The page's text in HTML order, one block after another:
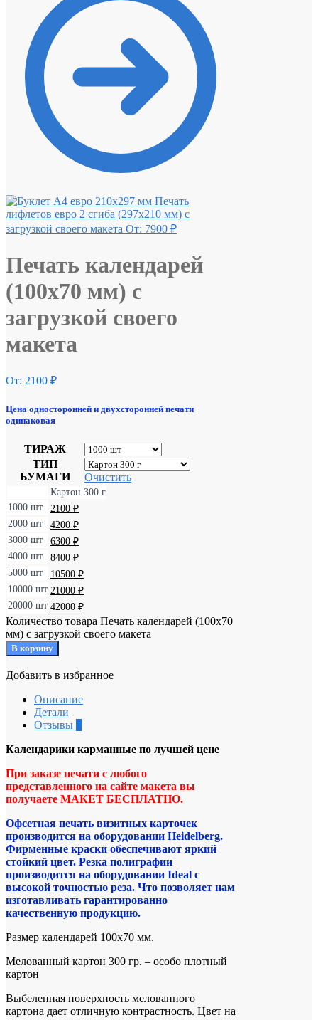
Печать
лифлетов евро 2 сгиба (297х210 мм) с
загрузкой своего макета От: 7900 ₽
Печать календарей
(100х70 мм) с
загрузкой своего
макета
От: 2100 ₽
Цена односторонней и двухсторонней печати
одинаковая
ТИРАЖ
ТИП
БУМАГИ
Очистить
Картон 300 г
1000 шт
2100 ₽
2000 шт
4200 ₽
3000 шт
6300 ₽
4000 шт
8400 ₽
5000 шт
10500 ₽
10000 шт 21000 ₽
20000 шт 42000 ₽
Количество товара Печать календарей (100х70
мм) с загрузкой своего макета
В корзину
Добавить в избранное
Описание
Детали
Отзывы 0
Календарики карманные по лучшей цене
При заказе печати с любого
представленного на сайте макета вы
получаете МАКЕТ БЕСПЛАТНО.
Офсетная печать визитных карточек
производится на оборудовании Heidelberg.
Фирменные краски обеспечивают яркий
стойкий цвет. Резка полиграфии
производится на оборудовании Ideal с
высокой точностью реза. Что позволяет нам
изготавливать гарантированно
качественную продукцию.
Размер календарей 100х70 мм.
Мелованный картон 300 гр. – особо плотный
картон
Выбеленная поверхность мелованного
картона дает отличную контрастность. Цвет на